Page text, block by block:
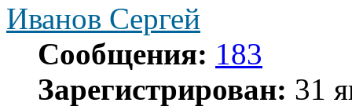
Иванов Сергей
Сообщения: 183
Зарегистрирован: 31